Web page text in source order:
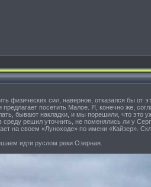
физических сил, наверное, отказался бы от
посетить Малое. Я, конечно же,
бывают накладки, и мы порешили, что это
решил уточнить, не поменялись ли у
на своем «Луноходе» по имени «Кайзер».
идти руслом реки Озерная.